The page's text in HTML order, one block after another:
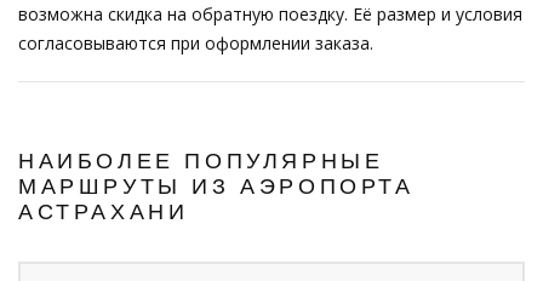
возможна скидка на обратную поездку. Её размер и условия
согласовываются при оформлении заказа.
НАИБОЛЕЕ ПОПУЛЯРНЫЕ
МАРШРУТЫ ИЗ АЭРОПОРТА
АСТРАХАНИ